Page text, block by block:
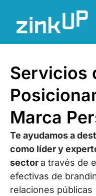
Servicios
Marca
Te ayudamos a
como líder y
sectora través de
efectivas de
relaciones públicas